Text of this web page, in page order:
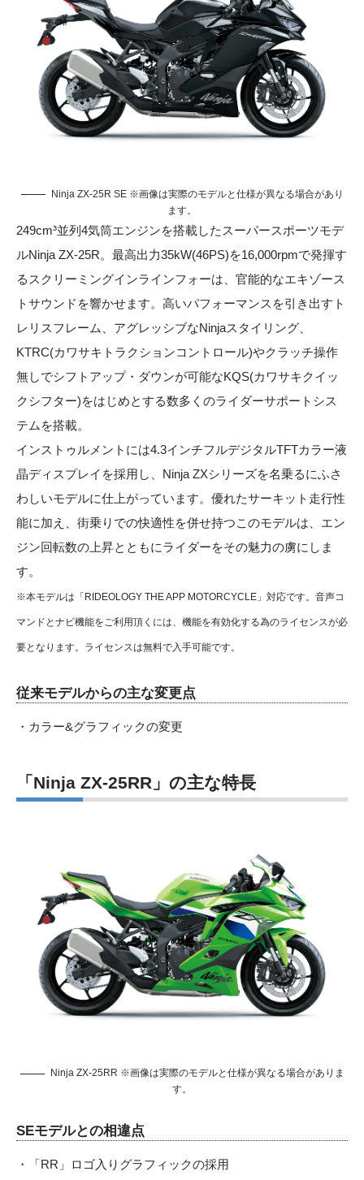
Ninja ZX-25R SE ※画像は実際のモデルと仕様が異なる場合があり
ます。
249cm³並列4気筒エンジンを搭載したスーパースポーツモデ
ルNinja ZX-25R。最高出力35kW(46PS)を16,000rpmで発揮す
るスクリーミングインラインフォーは、官能的なエキゾース
トサウンドを響かせます。高いパフォーマンスを引き出すト
レリスフレーム、アグレッシブなNinjaスタイリング、
KTRC(カワサキトラクションコントロール)やクラッチ操作
無しでシフトアップ・ダウンが可能なKQS(カワサキクイッ
クシフター)をはじめとする数多くのライダーサポートシス
テムを搭載。
インストゥルメントには4.3インチフルデジタルTFTカラー液
晶ディスプレイを採用し、Ninja ZXシリーズを名乗るにふさ
わしいモデルに仕上がっています。優れたサーキット走行性
能に加え、街乗りでの快適性を併せ持つこのモデルは、エン
ジン回転数の上昇とともにライダーをその魅力の虜にしま
す。
※本モデルは「RIDEOLOGY THE APP MOTORCYCLE」対応です。音声コ
マンドとナビ機能をご利用頂くには、機能を有効化する為のライセンスが必
要となります。ライセンスは無料で入手可能です。
従来モデルからの主な変更点
・カラー&グラフィックの変更
「Ninja ZX-25RR 」の主な特長
Ninja ZX-25RR ※画像は実際のモデルと仕様が異なる場合がありま
す。
SEモデルとの相違点
・「RR」ロゴ入りグラフィックの採用